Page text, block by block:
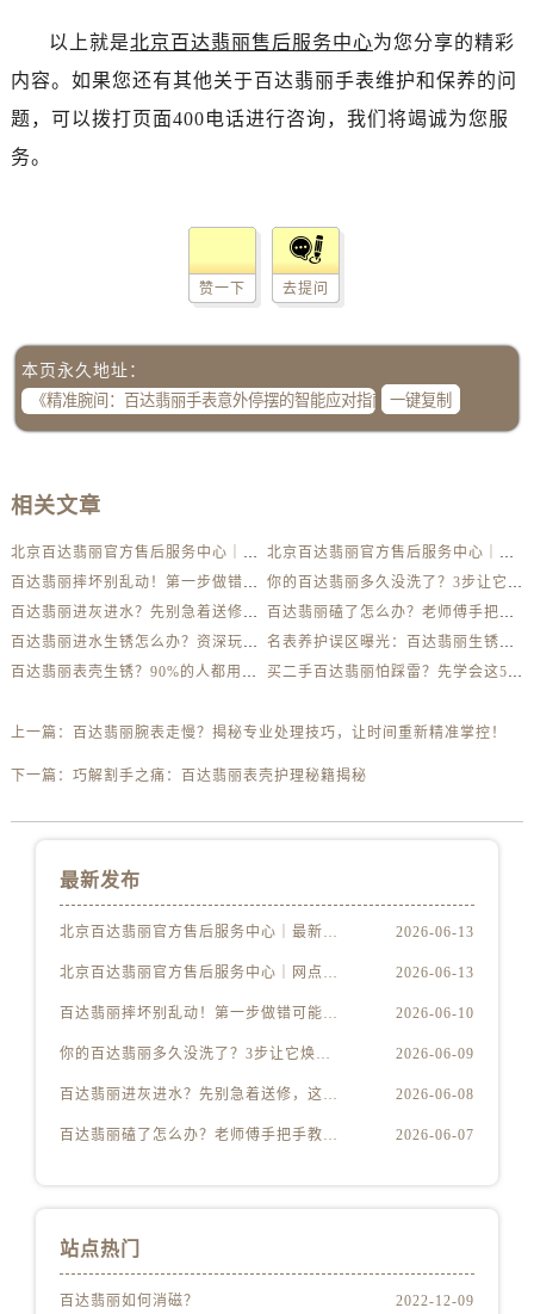
以上就是北京百达翡丽售后服务中心为您分享的精彩
内容。如果您还有其他关于百达翡丽手表维护和保养的问
题，可以拨打页面400电话进行咨询，我们将竭诚为您服
务。
赞一下 去提问
本页永久地址：
一键复制
相关文章
上一篇： 百达翡丽腕表走慢？揭秘专业处理技巧，让时间重新精准掌控！
下一篇： 巧解割手之痛：百达翡丽表壳护理秘籍揭秘
最新发布
2026-06-13
2026-06-13
2026-06-10
2026-06-09
2026-06-08
2026-06-07
站点热门
百达翡丽如何消磁？ 2022-12-09